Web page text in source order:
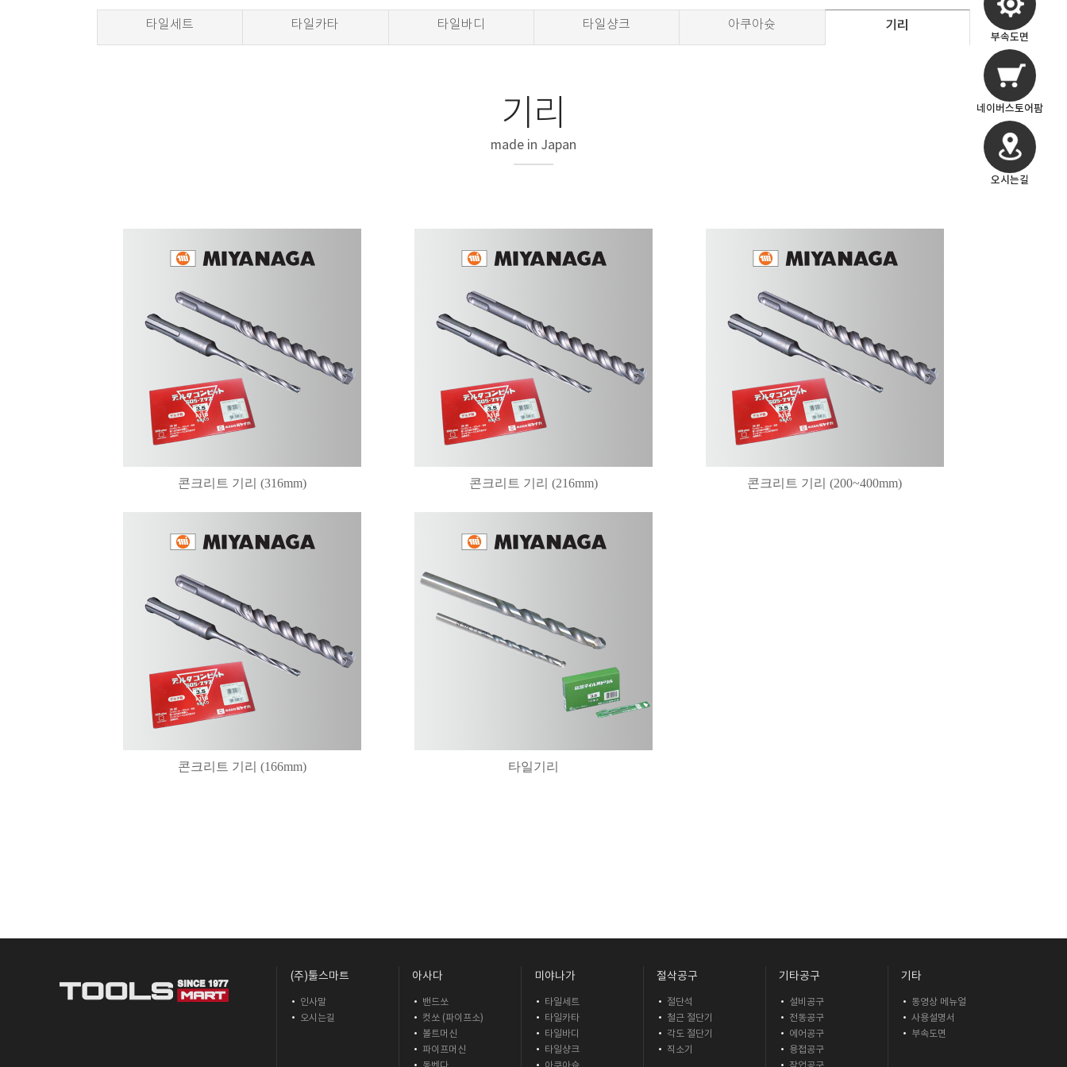
부속도면
네이버스토어팜
오시는길
타일세트 타일카타 타일바디 타일샹크 아쿠아슛 기리
기리
made in Japan
콘크리트 기리 (316mm) 콘크리트 기리 (216mm) 콘크리트 기리 (200~400mm)
콘크리트 기리 (166mm) 타일기리
(주)툴스마트
인사말
오시는길
아사다
밴드쏘
컷쏘 (파이프소)
볼트머신
파이프머신
미야나가
타일세트
타일카타
타일바디
타일샹크
절삭공구
절단석
철근 절단기
각도 절단기
직소기
기타공구
설비공구
전동공구
에어공구
용접공구
기타
동영상 메뉴얼
사용설명서
부속도면